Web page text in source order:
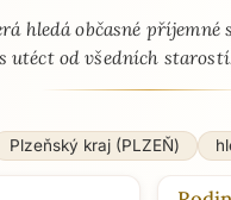
hledá občasné příjemné
utéct od všedních
Plzeňský kraj (PLZEŇ)